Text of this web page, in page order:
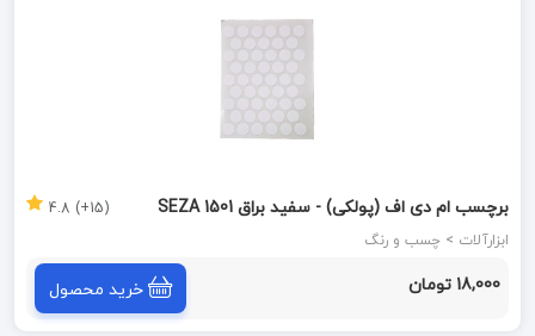
برچسب ام دی اف (پولکی) - سفید براق 1501 SEZA
ابزارآلات > چسب و رنگ
(15+) 4.8
18,000 تومان خرید محصول